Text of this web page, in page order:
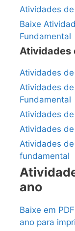
Atividades
Baixe
Fundamental
Atividades
Atividades
Atividades
Fundamental
Atividades
Atividades
Atividades
fundamental
ano
Baixe em
ano para